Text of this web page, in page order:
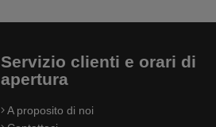
Servizio clienti e orari di
apertura
A proposito di noi